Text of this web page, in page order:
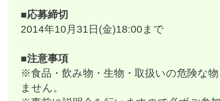
■応募締切
2014年10月31日(金)18:00まで
■注意事項
※食品・飲み物・生物・取扱いの危険な
ません。